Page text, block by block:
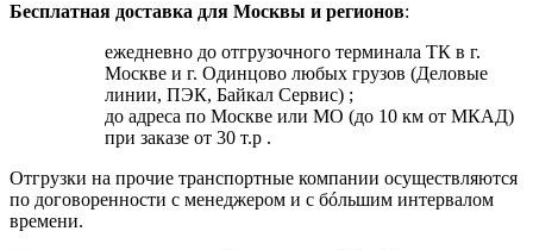
Бесплатная доставка для Москвы и регионов:
ежедневно до отгрузочного терминала ТК в г.
Москве и г. Одинцово любых грузов (Деловые
линии, ПЭК, Байкал Сервис) ;
до адреса по Москве или МО (до 10 км от МКАД)
при заказе от 30 т.р .
Отгрузки на прочие транспортные компании осуществляются
по договоренности с менеджером и с бóльшим интервалом
времени.